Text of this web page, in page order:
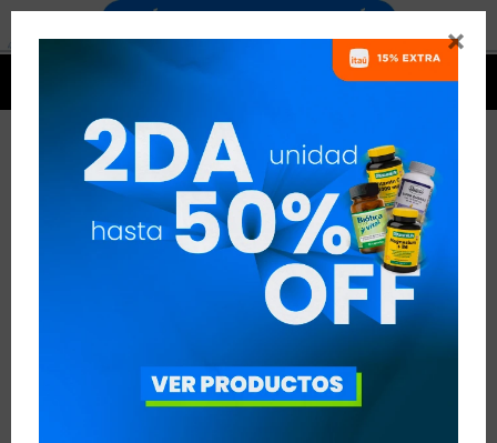

TÉ DE MATCHA
VER TODAS LAS ENTRADAS
Nutrición